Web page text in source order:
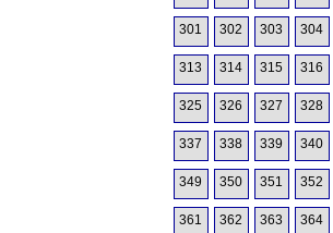
301 302 303 304
313 314 315 316
325 326 327 328
337 338 339 340
349 350 351 352
361 362 363 364